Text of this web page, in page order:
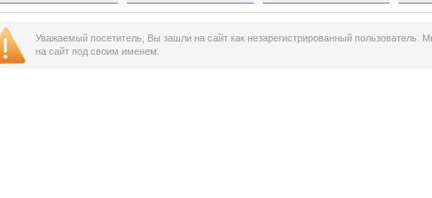
Уважаемый посетитель, Вы зашли на сайт как незарегистрированный пользователь.
на сайт под своим именем.